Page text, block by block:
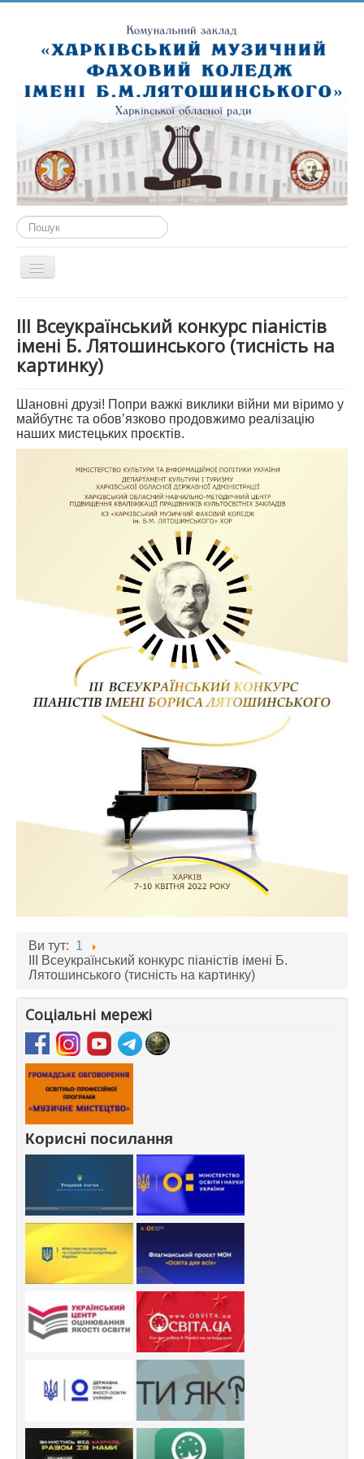
Пошук...
Перемикач
ПРО НАС
ПУБЛІЧНА ІНФОРМАЦІЯ
СТУДЕНТУ
КАБІНЕТ МЕТОДИСТА
НАВЧАЛЬНО-ВИХОВНА РОБОТА
МИСТЕЦЬКІ ПРОЄКТИ
БІБЛІОТЕКА, ФОНОТЕКА
МИСТЕЦЬКА ШКОЛА ПРИ ХМФК
ІІІ Всеукраїнський конкурс піаністів
імені Б. Лятошинського (тисність на
картинку)
Шановні друзі! Попри важкі виклики війни ми віримо у
майбутнє та обов’язково продовжимо реалізацію
наших мистецьких проєктів.
Ви тут: 1
ІІІ Всеукраїнський конкурс піаністів імені Б.
Лятошинського (тисність на картинку)
Соціальні мережі
Корисні посилання